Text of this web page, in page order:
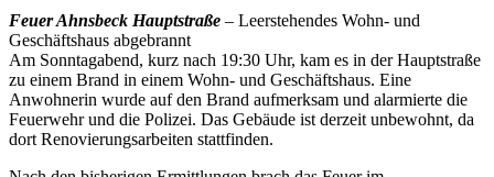
Feuer Ahnsbeck Hauptstraße – Leerstehendes Wohn- und
Geschäftshaus abgebrannt
Am Sonntagabend, kurz nach 19:30 Uhr, kam es in der Hauptstraße
zu einem Brand in einem Wohn- und Geschäftshaus. Eine
Anwohnerin wurde auf den Brand aufmerksam und alarmierte die
Feuerwehr und die Polizei. Das Gebäude ist derzeit unbewohnt, da
dort Renovierungsarbeiten stattfinden.